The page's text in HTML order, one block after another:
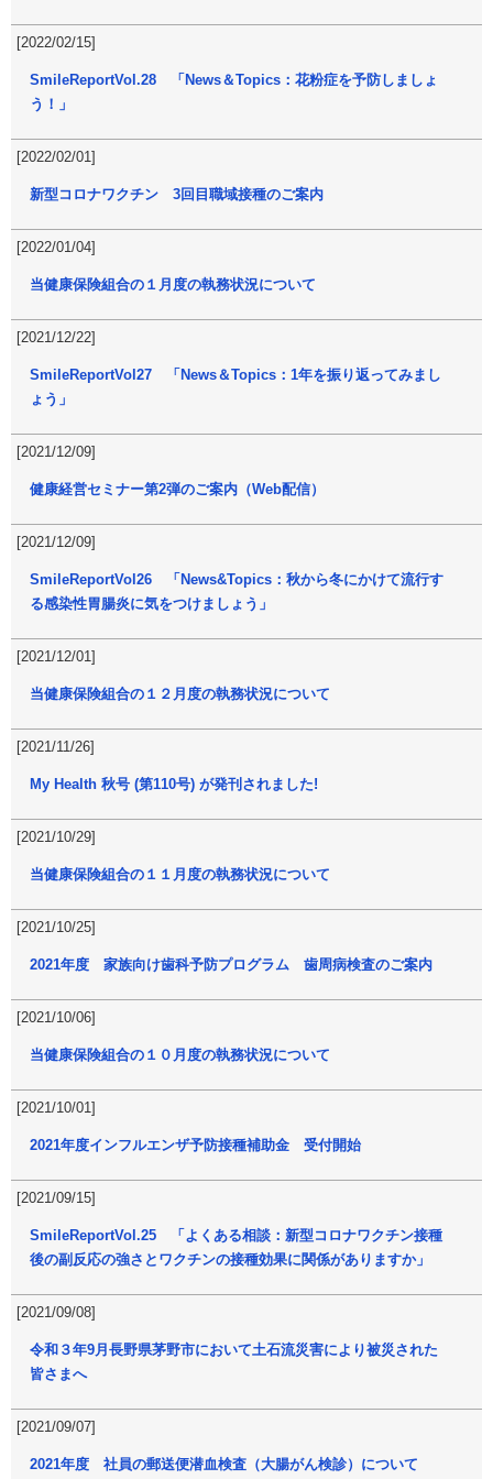
[2022/02/15]
SmileReportVol.28 「News＆Topics：花粉症を予防しましょ
う！」
[2022/02/01]
新型コロナワクチン 3回目職域接種のご案内
[2022/01/04]
当健康保険組合の１月度の執務状況について
[2021/12/22]
SmileReportVol27 「News＆Topics：1年を振り返ってみまし
ょう」
[2021/12/09]
健康経営セミナー第2弾のご案内（Web配信）
[2021/12/09]
SmileReportVol26 「News&Topics：秋から冬にかけて流行す
る感染性胃腸炎に気をつけましょう」
[2021/12/01]
当健康保険組合の１２月度の執務状況について
[2021/11/26]
My Health 秋号 (第110号) が発刊されました!
[2021/10/29]
当健康保険組合の１１月度の執務状況について
[2021/10/25]
2021年度 家族向け歯科予防プログラム 歯周病検査のご案内
[2021/10/06]
当健康保険組合の１０月度の執務状況について
[2021/10/01]
2021年度インフルエンザ予防接種補助金 受付開始
[2021/09/15]
SmileReportVol.25 「よくある相談：新型コロナワクチン接種
後の副反応の強さとワクチンの接種効果に関係がありますか」
[2021/09/08]
令和３年9月長野県茅野市において土石流災害により被災された
皆さまへ
[2021/09/07]
2021年度 社員の郵送便潜血検査（大腸がん検診）について